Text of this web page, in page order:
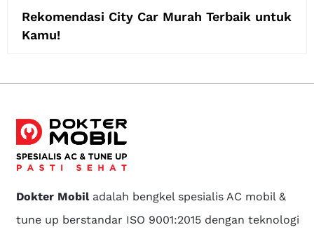
Rekomendasi City Car Murah Terbaik untuk
Kamu!
Dokter Mobiladalah bengkel spesialis AC mobil &
tune up berstandar ISO 9001:2015 dengan teknologi